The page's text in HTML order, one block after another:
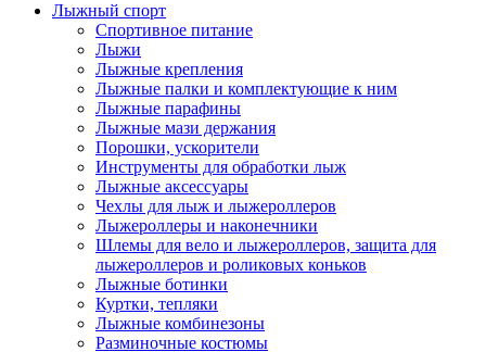
Лыжный спорт
Спортивное питание
Лыжи
Лыжные крепления
Лыжные палки и комплектующие к ним
Лыжные парафины
Лыжные мази держания
Порошки, ускорители
Инструменты для обработки лыж
Лыжные аксессуары
Чехлы для лыж и лыжероллеров
Лыжероллеры и наконечники
Шлемы для вело и лыжероллеров, защита для
лыжероллеров и роликовых коньков
Лыжные ботинки
Куртки, тепляки
Лыжные комбинезоны
Разминочные костюмы